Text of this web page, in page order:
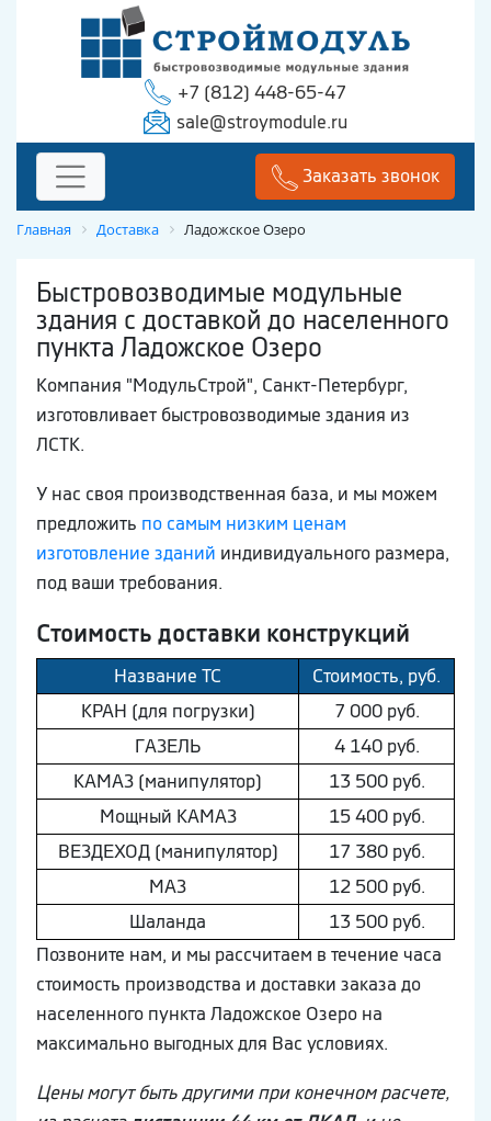
+7 (812) 448-65-47
sale@stroymodule.ru
Заказать звонок
Главная Доставка Ладожское Озеро
Быстровозводимые модульные
здания с доставкой до населенного
пункта Ладожское Озеро
Компания "МодульСтрой", Санкт-Петербург,
изготовливает быстровозводимые здания из
ЛСТК.
У нас своя производственная база, и мы можем
предложить по самым низким ценам
изготовление зданий индивидуального размера,
под ваши требования.
Стоимость доставки конструкций
Название ТС
Стоимость, руб.
КРАН (для погрузки)
7 000 руб.
ГAЗEЛЬ
4 140 руб.
КAМAЗ (манипулятор)
13 500 руб.
Мощный КAМAЗ
15 400 руб.
ВEЗДEХОД (манипулятор)
17 380 руб.
МAЗ
12 500 руб.
Шaлaнда
13 500 руб.
Позвоните нам, и мы рассчитаем в течение часа
стоимость производства и доставки заказа до
населенного пункта Ладожское Озеро на
максимально выгодных для Вас условиях.
Цены могут быть другими при конечном расчете,